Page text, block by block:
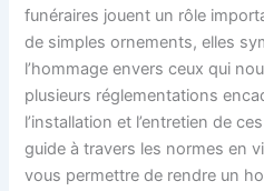
funéraires jouent un rôle
de simples ornements, elles
l’hommage envers ceux qui
plusieurs réglementations
l’installation et l’entretien de
guide à travers les normes en
vous permettre de rendre un